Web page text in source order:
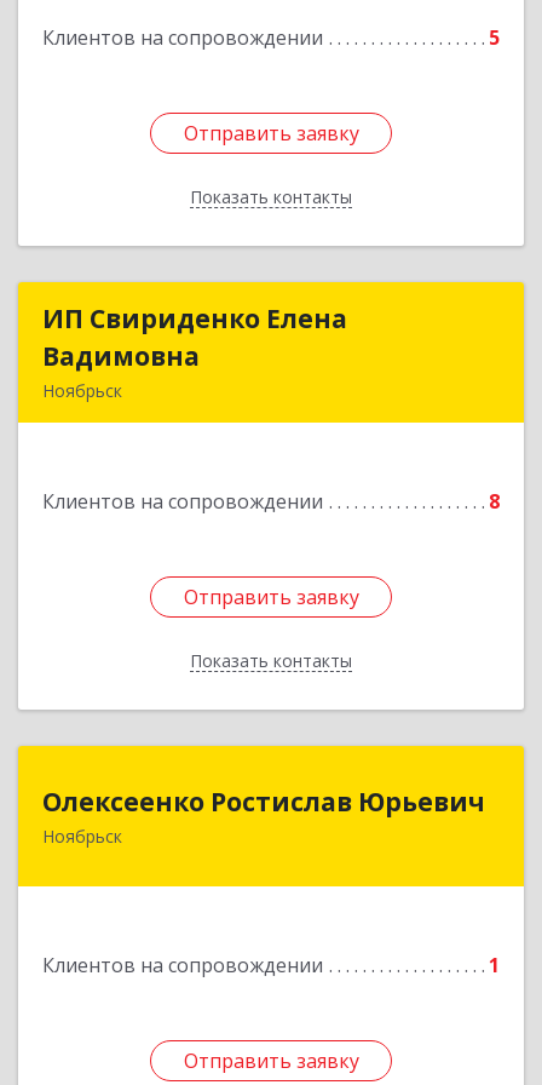
Клиентов на сопровождении 5
Отправить заявку
Показать контакты
Отправить заявку
Назад
ИП Свириденко Елена
Вадимовна
Ноябрьск
Клиентов на сопровождении 8
Отправить заявку
Показать контакты
ИП Свириденко Елена
Подробнее
Отправить заявку
Назад
Олексеенко Ростислав Юрьевич
Ноябрьск
Клиентов на сопровождении 1
Отправить заявку
629804, Ямало-Ненецкий АО, Ноябрьск г,
Отправить заявку